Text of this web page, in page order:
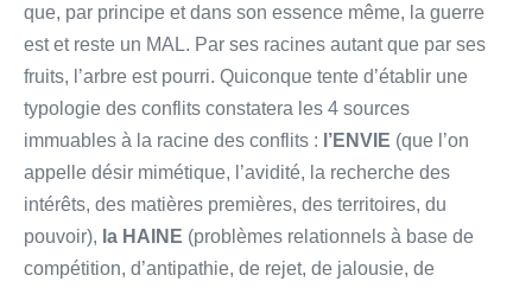
que, par principe et dans son essence même, la guerre
est et reste un MAL. Par ses racines autant que par ses
fruits, l’arbre est pourri. Quiconque tente d’établir une
typologie des conflits constatera les 4 sources
immuables à la racine des conflits : l’ENVIE (que l’on
appelle désir mimétique, l’avidité, la recherche des
intérêts, des matières premières, des territoires, du
pouvoir), la HAINE (problèmes relationnels à base de
compétition, d’antipathie, de rejet, de jalousie, de